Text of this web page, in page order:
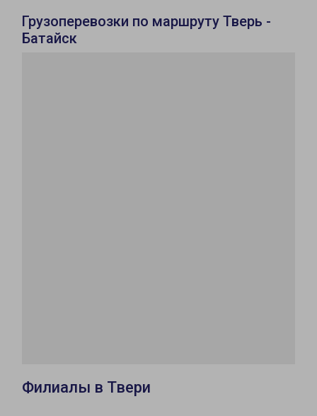
Грузоперевозки по маршруту Тверь -
Батайск
Филиалы в Твери